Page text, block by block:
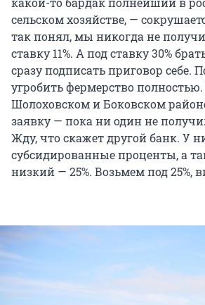
сельском хозяйстве, —
так понял, мы никогда не
ставку 11%. А подставку 30%
сразу подписать приговор себе.
угробить фермерство
Шолоховском и Боковском
заявку — пока ни один не
Жду, что скажет другой банк. У
субсидированные проценты, а
низкий — 25%. Возьмемпод 25%,